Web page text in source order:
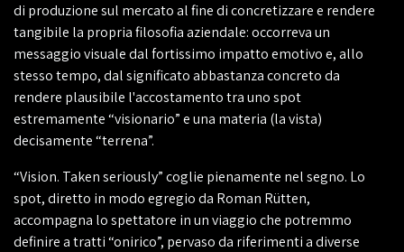
di produzione sul mercato al fine di concretizzare e rendere
tangibile la propria filosofia aziendale: occorreva un
messaggio visuale dal fortissimo impatto emotivo e, allo
stesso tempo, dal significato abbastanza concreto da
rendere plausibile l'accostamento tra uno spot
estremamente “visionario” e una materia (la vista)
decisamente “terrena”.
“Vision. Taken seriously” coglie pienamente nel segno. Lo
spot, diretto in modo egregio da Roman Rütten,
accompagna lo spettatore in un viaggio che potremmo
definire a tratti “onirico”, pervaso da riferimenti a diverse